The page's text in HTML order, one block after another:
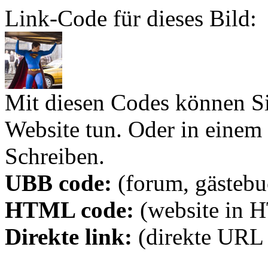
Link-Code für dieses Bild:
Mit diesen Codes können
Website tun. Oder in
Schreiben.
UBB code: (forum,
HTML code: (website in
Direkte link: (direkte